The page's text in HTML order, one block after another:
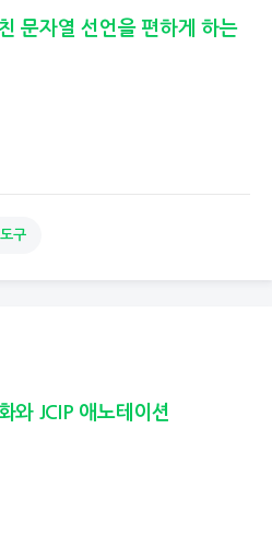
문자열 선언을 편하게 하는
구
와 JCIP 애노테이션